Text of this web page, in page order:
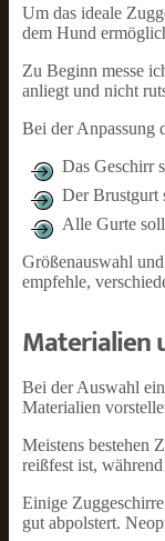
Um das ideale
dem Hund
Zu Beginn messe
anliegt und nicht
Bei der Anpassung
Das Geschirr
Der Brustgurt
Alle Gurte
Größenauswahl
empfehle,
Materialien
Bei der Auswahl
Materialien
Meistens bestehen
reißfest ist,
Einige
gut abpolstert.